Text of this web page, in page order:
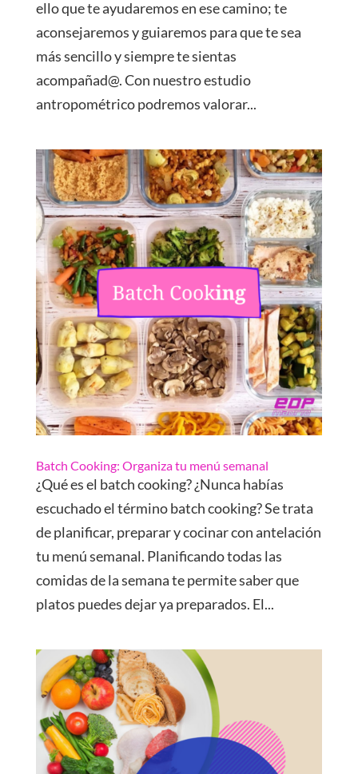
ello que te ayudaremos en ese camino; te
aconsejaremos y guiaremos para que te sea
más sencillo y siempre te sientas
acompañad@. Con nuestro estudio
antropométrico podremos valorar...
Batch Cooking: Organiza tu menú semanal
¿Qué es el batch cooking? ¿Nunca habías
escuchado el término batch cooking? Se trata
de planificar, preparar y cocinar con antelación
tu menú semanal. Planificando todas las
comidas de la semana te permite saber que
platos puedes dejar ya preparados. El...